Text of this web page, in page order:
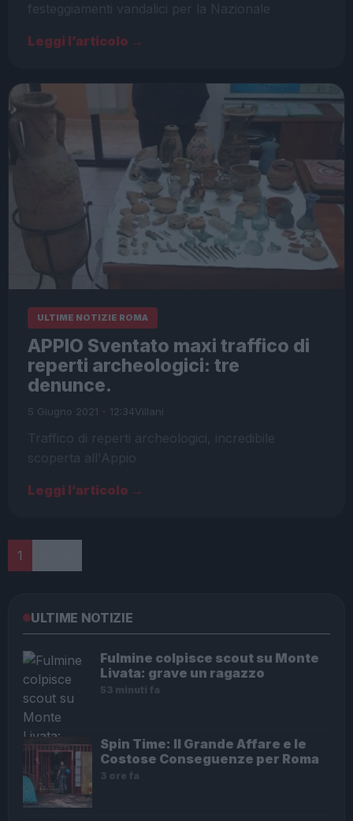
festeggiamenti vandalici per la Nazionale
Leggi l’articolo →
ULTIME NOTIZIE ROMA
APPIO Sventato maxi traffico di
reperti archeologici: tre
denunce.
5 Giugno 2021 - 12:34Villani
Traffico di reperti archeologici, incredibile
scoperta all'Appio
Leggi l’articolo →
Paginazione
1
ULTIME NOTIZIE
Fulmine colpisce scout su Monte
Livata: grave un ragazzo
53 minuti fa
Spin Time: Il Grande Affare e le
Costose Conseguenze per Roma
3 ore fa